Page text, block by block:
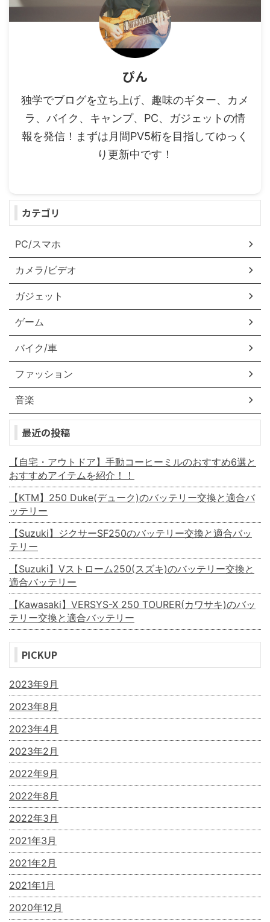
ぴん
独学でブログを立ち上げ、趣味のギター、カメ
ラ、バイク、キャンプ、PC、ガジェットの情
報を発信！まずは月間PV5桁を目指してゆっく
り更新中です！
カテゴリ
PC/スマホ
カメラ/ビデオ
ガジェット
ゲーム
バイク/車
ファッション
音楽
最近の投稿
【自宅・アウトドア】手動コーヒーミルのおすすめ6選と
おすすめアイテムを紹介！！
【KTM】250 Duke(デューク)のバッテリー交換と適合バ
ッテリー
【Suzuki】ジクサーSF250のバッテリー交換と適合バッ
テリー
【Suzuki】Vストローム250(スズキ)のバッテリー交換と
適合バッテリー
【Kawasaki】VERSYS-X 250 TOURER(カワサキ)のバッ
テリー交換と適合バッテリー
PICKUP
2023年9月
2023年8月
2023年4月
2023年2月
2022年9月
2022年8月
2022年3月
2021年3月
2021年2月
2021年1月
2020年12月